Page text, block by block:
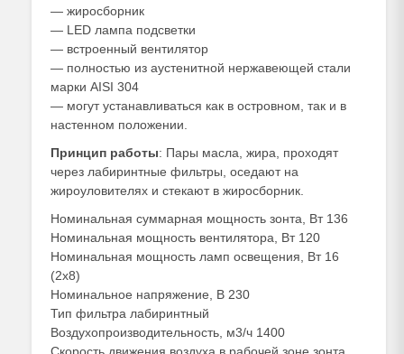
— жиросборник
— LED лампа подсветки
— встроенный вентилятор
— полностью из аустенитной нержавеющей стали
марки AISI 304
— могут устанавливаться как в островном, так и в
настенном положении.
Принцип работы: Пары масла, жира, проходят
через лабиринтные фильтры, оседают на
жироуловителях и стекают в жиросборник.
Номинальная суммарная мощность зонта, Вт 136
Номинальная мощность вентилятора, Вт 120
Номинальная мощность ламп освещения, Вт 16
(2х8)
Номинальное напряжение, В 230
Тип фильтра лабиринтный
Воздухопроизводительность, м3/ч 1400